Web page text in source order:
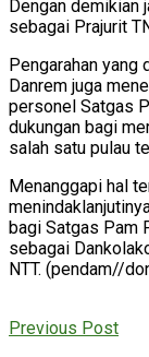
Dengan demikian
sebagai Prajurit
Pengarahan yang
Danrem juga
personel Satgas
dukungan bagi
salah satu pulau
Menanggapi hal
bagi Satgas Pam
sebagai
NTT. (pendam//
Previous Post